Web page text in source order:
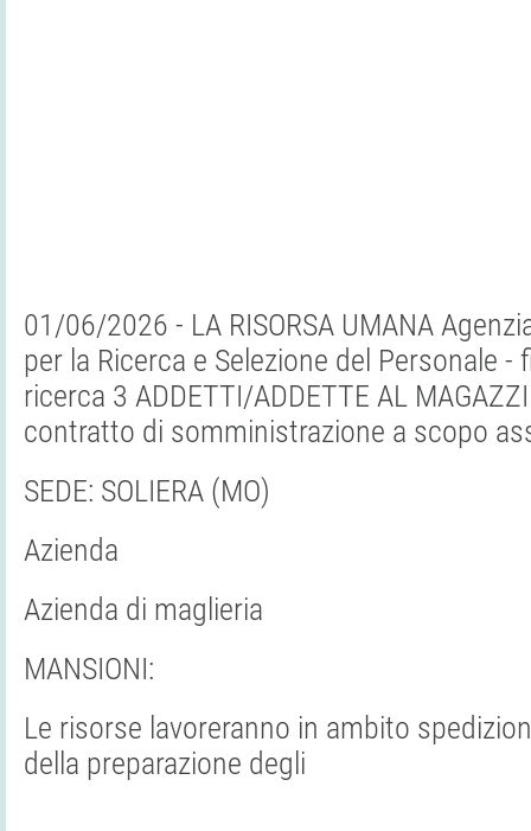
01/06/2026 - LA RISORSA UMANA
per la Ricerca e Selezione del Personale -
ricerca 3 ADDETTI/ADDETTE AL
contratto di somministrazione a scopo
SEDE: SOLIERA (MO)
Azienda
Azienda di maglieria
MANSIONI:
Le risorse lavoreranno in ambito
della preparazione degli